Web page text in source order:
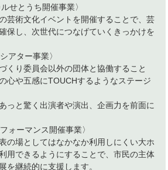
せとうち開催事業〉
芸術文化イベントを開催することで、芸
保し、次世代につなげていくきっかけを
アター事業〉
くり委員会以外の団体と協働すること
心や五感にTOUCHするようなステージ
っと驚く出演者や演出、企画力を前面に
ォーマンス開催事業〉
の場としてはなかなか利用しにくい大ホ
用できるようにすることで、市民の主体
を継続的に支援します。